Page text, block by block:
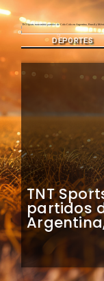
Colo
DEPORTES